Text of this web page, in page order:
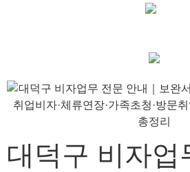
대덕구 비자업